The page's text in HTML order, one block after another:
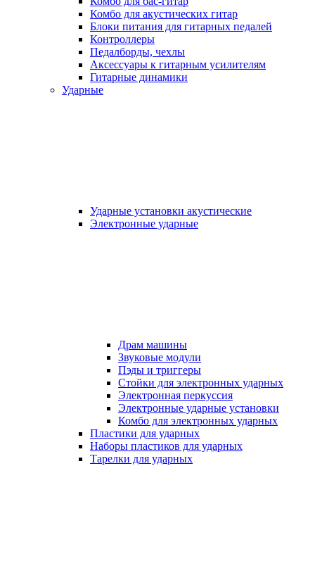
Комбо для акустических гитар
Блоки питания для гитарных педалей
Контроллеры
Педалборды, чехлы
Аксеcсуары к гитарным усилителям
Гитарные динамики
Ударные
Ударные установки акустические
Электронные ударные
Драм машины
Звуковые модули
Пэды и триггеры
Стойки для электронных ударных
Электронная перкуссия
Электронные ударные установки
Комбо для электронных ударных
Пластики для ударных
Наборы пластиков для ударных
Тарелки для ударных